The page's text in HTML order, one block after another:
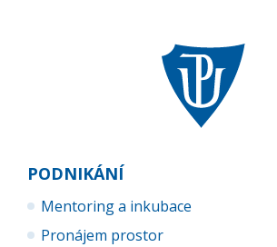
PODNIKÁNÍ
Mentoring a inkubace
Pronájem prostor